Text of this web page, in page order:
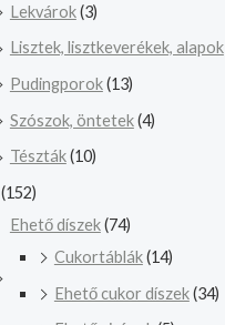
Lekvárok(3)
Lisztek, lisztkeverékek, alapok
Pudingporok(13)
Szószok, öntetek(4)
Tészták(10)
(152)
Ehető díszek(74)
Cukortáblák(14)
Ehető cukor díszek(34)